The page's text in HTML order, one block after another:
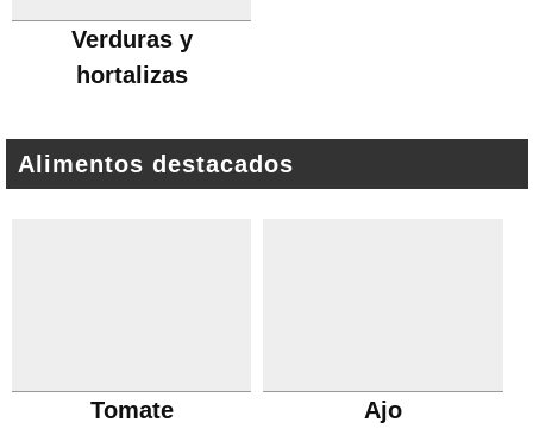
Verduras y
hortalizas
Alimentos destacados
Tomate Ajo